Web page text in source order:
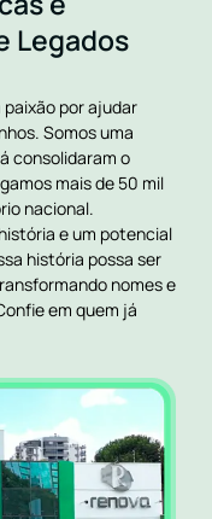
Legados
por ajudar
Somos uma
consolidaram o
mais de 50 mil
nacional.
e um potencial
história possa ser
nomes e
em quem já